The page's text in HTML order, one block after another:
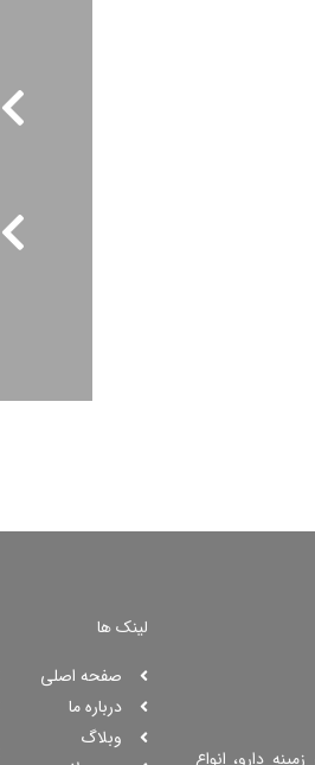
دارو، انواع
لینک ها
صفحه اصلی
درباره ما
وبلاگ